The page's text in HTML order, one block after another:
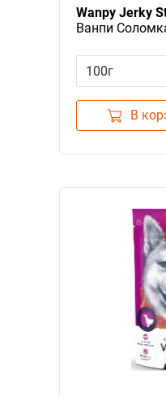
Wanpy Jerky
Ванпи
100г
В